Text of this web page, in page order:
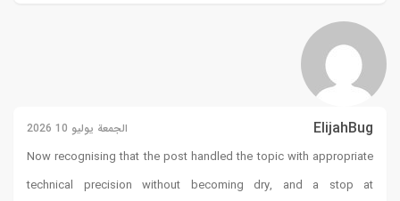
ElijahBug الجمعة يوليو 10 2026
Now recognising that the post handled the topic with appropriate
technical precision without becoming dry, and a stop at